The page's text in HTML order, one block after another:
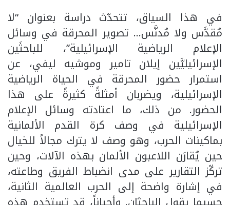
في هذا السياق، تتحدّث دراسة بعنوان “لا
مُقدَّس ولا مُدنَّس… تصوير المحرقة في وسائل
الإعلام الرياضية الإسرائيلية”، للباحثَين
الإسرائيليَّين إيلان تامير وموشيه ليفي، عن
استمرار حضور المحرقة في الحياة الرياضية
الإسرائيلية، ويضربان أمثلةً كثيرةً على هذا
الحضور. من ذلك، ما اعتادته وسائل الإعلام
الإسرائيلية في وصف كرة القدم الألمانية
بماكينات الحرب، وهو وصف لا يترك مجالاً للخيال
حين يُقارَن اللاعبون الألمان بهذه الآلات، وحين
تركّز التقارير على مدى انضباط الفريق وطاعته،
في إشارة واضحة إلى الحرب العالمية الثانية،